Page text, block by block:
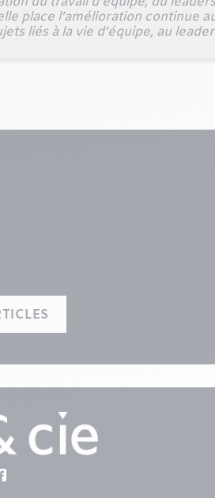
place l’amélioration continue
liés à la vie d’équipe, au